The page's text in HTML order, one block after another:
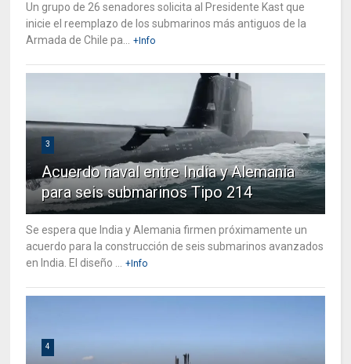
Un grupo de 26 senadores solicita al Presidente Kast que
inicie el reemplazo de los submarinos más antiguos de la
Armada de Chile pa...
+Info
3
Acuerdo naval entre India y Alemania
para seis submarinos Tipo 214
Se espera que India y Alemania firmen próximamente un
acuerdo para la construcción de seis submarinos avanzados
en India. El diseño ...
+Info
4